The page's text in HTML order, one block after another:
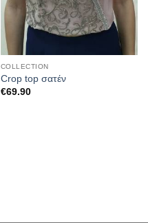
COLLECTION
Crop top σατέν
€69.90